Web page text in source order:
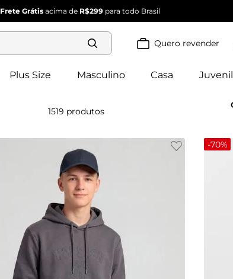
Frete Grátis acima de R$299 para todo Brasil
Quero revender
Plus Size Masculino Casa Juvenil
1519 produtos
-70%
Termos mais
buscados
vestido
vestido
calça
feminina
conjunto
feminino